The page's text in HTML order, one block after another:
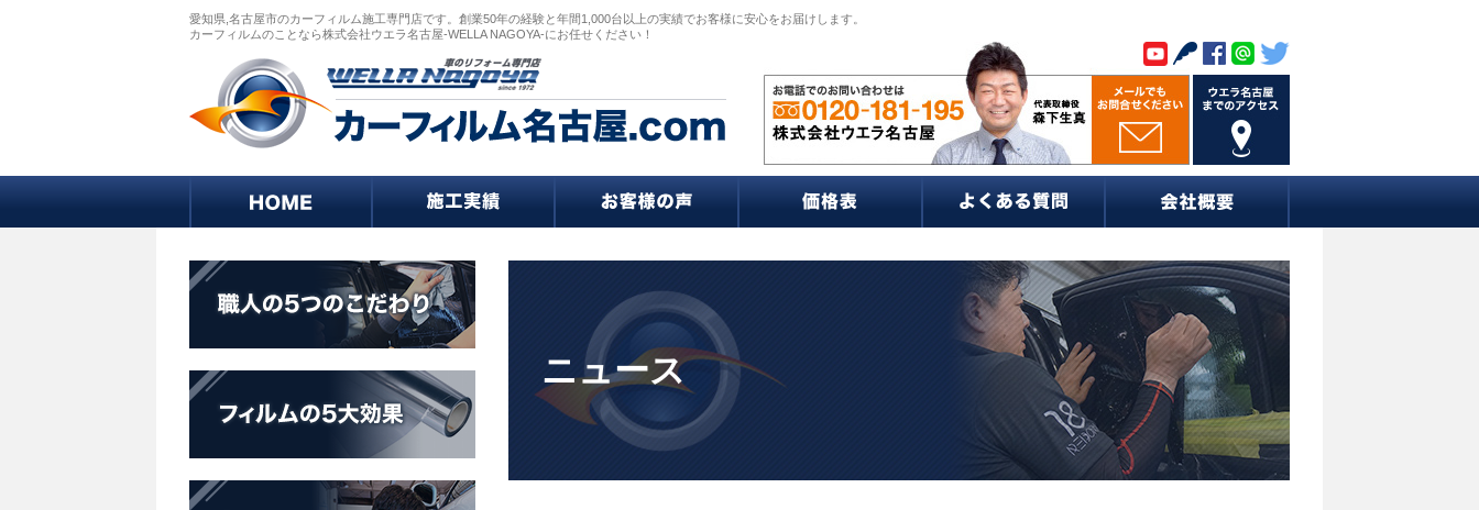
愛知県,名古屋市のカーフィルム施工専門店です。創業50年の経験と年間1,000台以上の実績でお客様に安心をお届けします。
カーフィルムのことなら株式会社ウエラ名古屋-WELLA NAGOYA-にお任せください！
ニュース